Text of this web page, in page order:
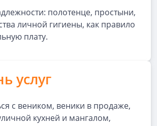
полотенце, простыни,
личной гигиены, как правило
плату.
услуг
с веником, веники в продаже,
кухней и мангалом,